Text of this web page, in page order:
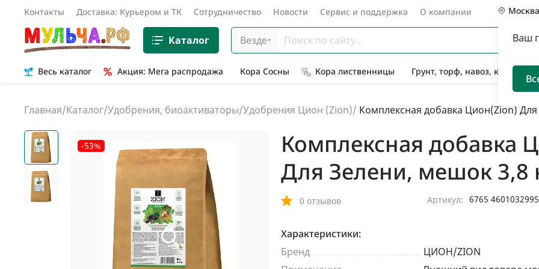
Контакты Доставка: Курьером и ТК Сотрудничество Новости Сервис и поддержка О компании Москва
Ваш
Каталог Везде
Весь каталог Акция: Мега распродажа Кора Сосны Кора лиственницы Грунт, торф, навоз, компост
Главная/Каталог/Удобрения, биоактиваторы/Удобрения Цион (Zion)/ Комплексная добавка Цион(Zion)
-53%
Комплексная добавка
Для Зелени, мешок 3,8
0 отзывов Артикул: 6765
Характеристики:
Бренд
ЦИОН/ZION